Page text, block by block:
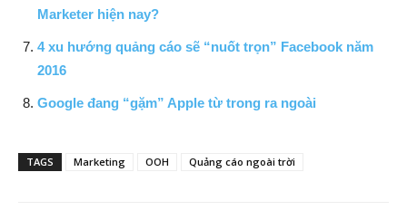
Marketer hiện nay?
4 xu hướng quảng cáo sẽ “nuốt trọn” Facebook năm
2016
Google đang “gặm” Apple từ trong ra ngoài
TAGS Marketing OOH Quảng cáo ngoài trời